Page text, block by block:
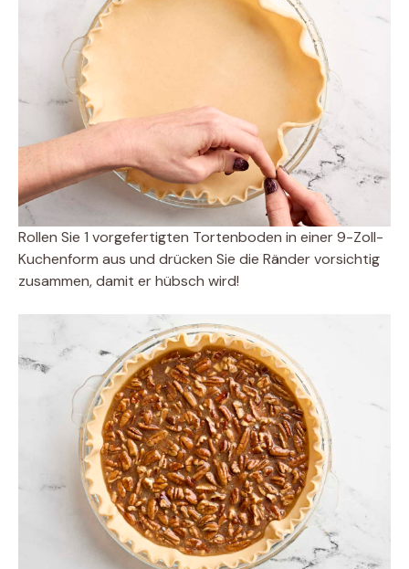
Rollen Sie 1 vorgefertigten Tortenboden in einer 9-Zoll-
Kuchenform aus und drücken Sie die Ränder vorsichtig
zusammen, damit er hübsch wird!